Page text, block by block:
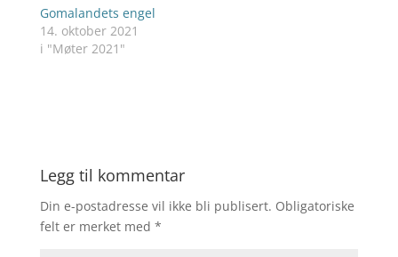
Gomalandets engel
14. oktober 2021
i "Møter 2021"
Legg til kommentar
Din e-postadresse vil ikke bli publisert. Obligatoriske
felt er merket med *